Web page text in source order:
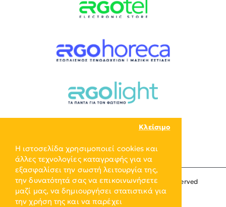
Η ιστοσελίδα χρησιμοποιεί cookies και
άλλες τεχνολογίες καταγραφής για να
εξασφαλίσει την σωστή λειτουργία της,
την δυνατότητά σας να επικοινωνήσετε
μαζί μας, να δημιουργήσει στατιστικά για
την χρήση της και να παρέχει
Κλείσιμο
Copyright © 2024, ERGO-GROUP, All Rights Reserved